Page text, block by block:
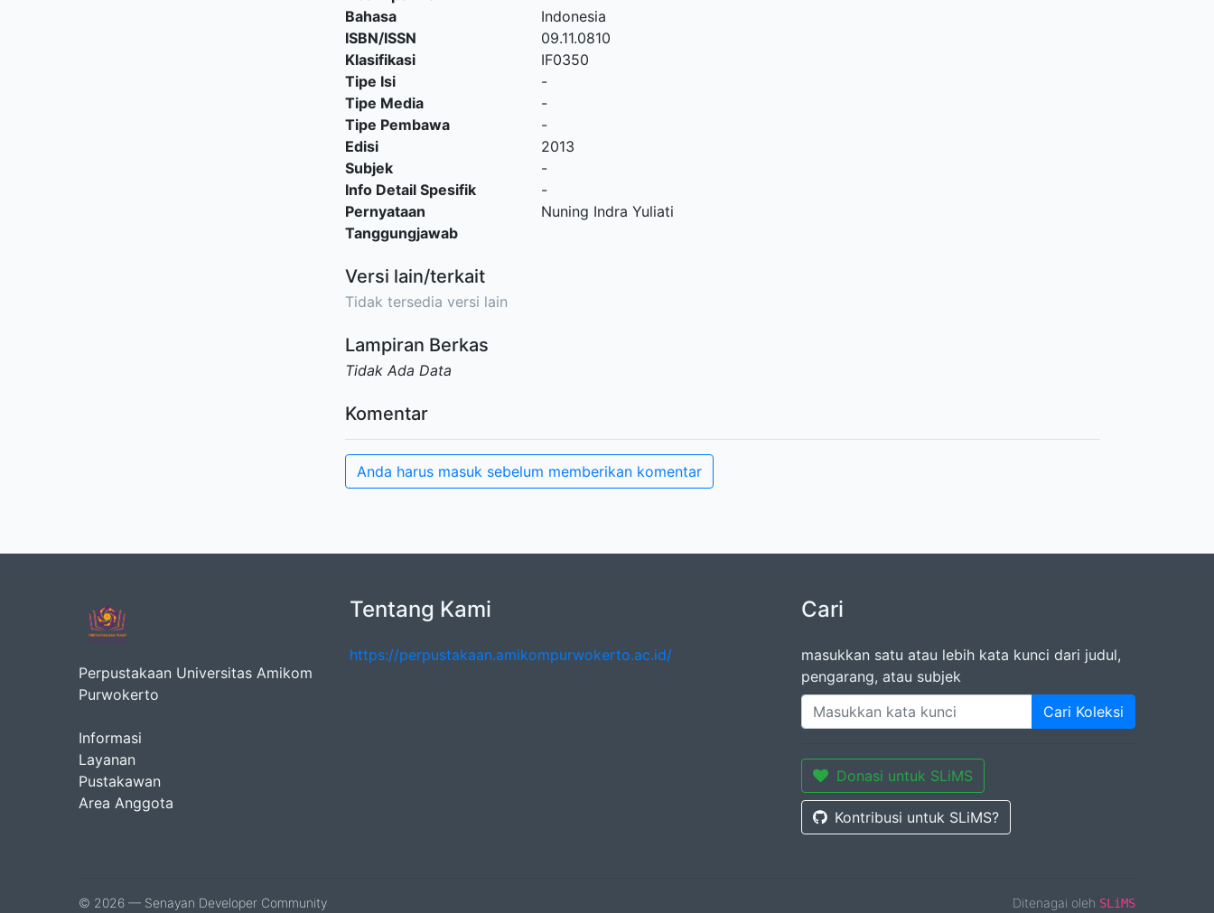
Bahasa
Indonesia
ISBN/ISSN
09.11.0810
Klasifikasi
IF0350
Tipe Isi
-
Tipe Media
-
Tipe Pembawa
-
Edisi
2013
Subjek
-
Info Detail Spesifik
-
Pernyataan
Tanggungjawab
Nuning Indra Yuliati
Versi lain/terkait
Tidak tersedia versi lain
Lampiran Berkas
Tidak Ada Data
Komentar
Anda harus masuk sebelum memberikan komentar
Perpustakaan Universitas Amikom
Purwokerto
Informasi
Layanan
Pustakawan
Area Anggota
Tentang Kami
https://perpustakaan.amikompurwokerto.ac.id/
Cari
masukkan satu atau lebih kata kunci dari judul,
pengarang, atau subjek
Cari Koleksi
Donasi untuk SLiMS
Kontribusi untuk SLiMS?
© 2026 — Senayan Developer Community Ditenagai oleh SLiMS